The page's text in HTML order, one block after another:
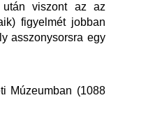
után viszont az az
figyelmét jobban
asszonysorsra egy
Múzeumban (1088